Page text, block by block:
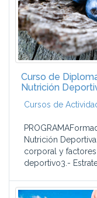
Curso de
Nutrición
Cursos de
Nutrición
corporal y
deportivo3.-